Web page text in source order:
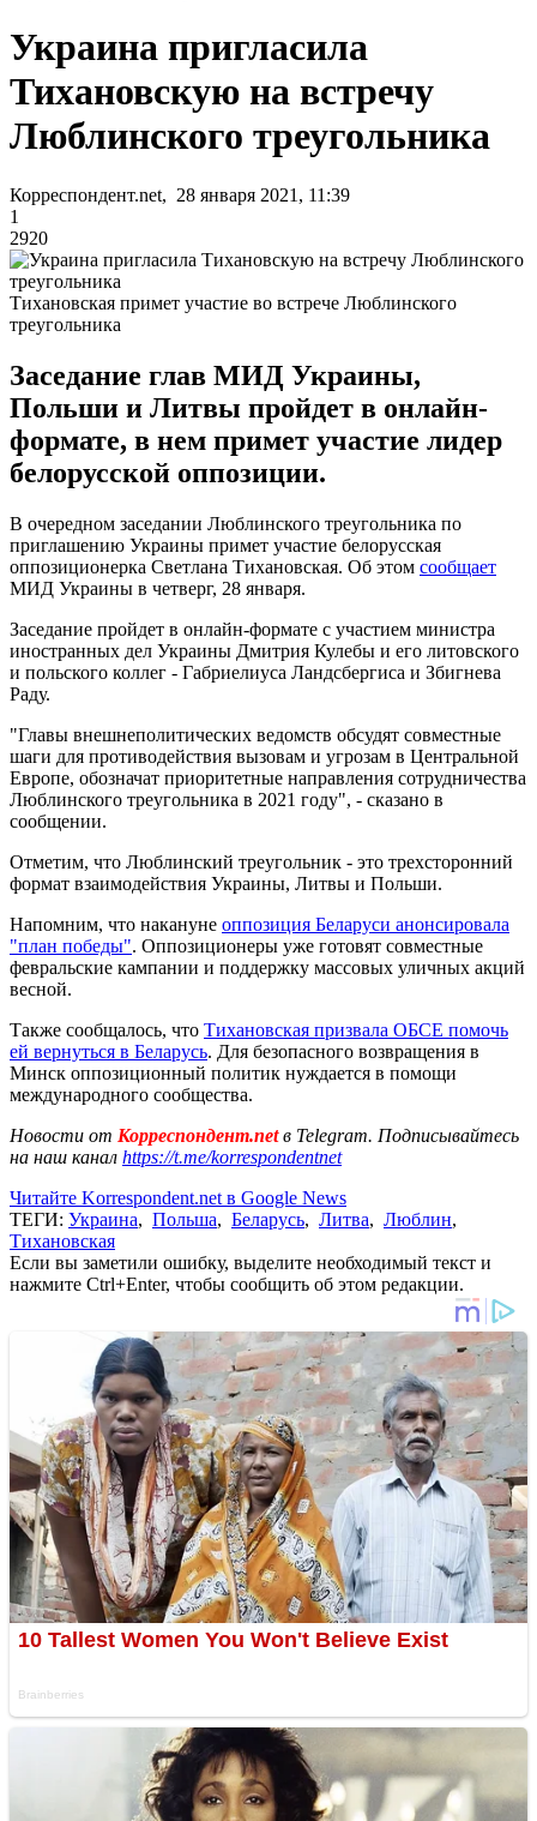
Украина пригласила
Тихановскую на встречу
Люблинского треугольника
Корреспондент.net, 28 января 2021, 11:39
1
2920
Тихановская примет участие во встрече Люблинского
треугольника
Заседание глав МИД Украины,
Польши и Литвы пройдет в онлайн-
формате, в нем примет участие лидер
белорусской оппозиции.
В очередном заседании Люблинского треугольника по
приглашению Украины примет участие белорусская
оппозиционерка Светлана Тихановская. Об этом сообщает
МИД Украины в четверг, 28 января.
Заседание пройдет в онлайн-формате с участием министра
иностранных дел Украины Дмитрия Кулебы и его литовского
и польского коллег - Габриелиуса Ландсбергиса и Збигнева
Раду.
"Главы внешнеполитических ведомств обсудят совместные
шаги для противодействия вызовам и угрозам в Центральной
Европе, обозначат приоритетные направления сотрудничества
Люблинского треугольника в 2021 году", - сказано в
сообщении.
Отметим, что Люблинский треугольник - это трехсторонний
формат взаимодействия Украины, Литвы и Польши.
Напомним, что накануне оппозиция Беларуси анонсировала
"план победы". Оппозиционеры уже готовят совместные
февральские кампании и поддержку массовых уличных акций
весной.
Также сообщалось, что Тихановская призвала ОБСЕ помочь
ей вернуться в Беларусь. Для безопасного возвращения в
Минск оппозиционный политик нуждается в помощи
международного сообщества.
Новости от Корреспондент.netв Telegram. Подписывайтесь
на наш канал https://t.me/korrespondentnet
Читайте Korrespondent.net в Google News
ТЕГИ: Украина, Польша, Беларусь, Литва, Люблин,
Тихановская
Если вы заметили ошибку, выделите необходимый текст и
нажмите Ctrl+Enter, чтобы сообщить об этом редакции.